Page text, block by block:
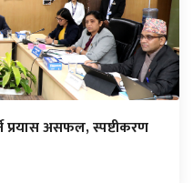
प्रयास असफल, स्पष्टीकरण